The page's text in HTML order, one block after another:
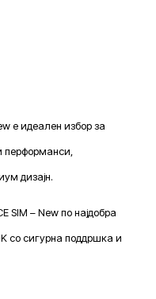
е идеален избор за
перформанси,
дизајн.
SIM – New по најдобра
со сигурна поддршка и